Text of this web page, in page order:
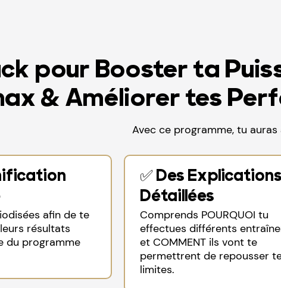
pour Booster ta
& Améliorer tes
Avec ce programme, tu auras
afin de te
résultats
du programme
✅ Des Explications
Détaillées
Comprends POURQUOI tu
effectues différents
et COMMENT ils vont te
permettrent de repousser
limites.